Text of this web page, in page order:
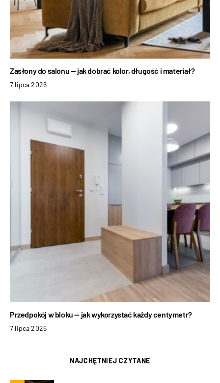
Zasłony do salonu — jak dobrać kolor, długość i materiał?
7 lipca 2026
Przedpokój w bloku — jak wykorzystać każdy centymetr?
7 lipca 2026
NAJCHĘTNIEJ CZYTANE